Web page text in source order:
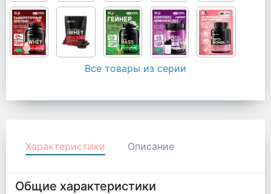
Все товары из серии
Характеристики Описание
Общие характеристики